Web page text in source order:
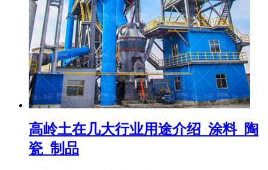
高岭土在几大行业用途介绍_涂料_陶
瓷_制品